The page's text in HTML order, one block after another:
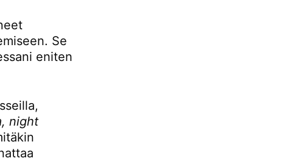
Se
eniten
night